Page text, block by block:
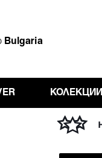
Bulgaria
КОЛЕКЦИИ